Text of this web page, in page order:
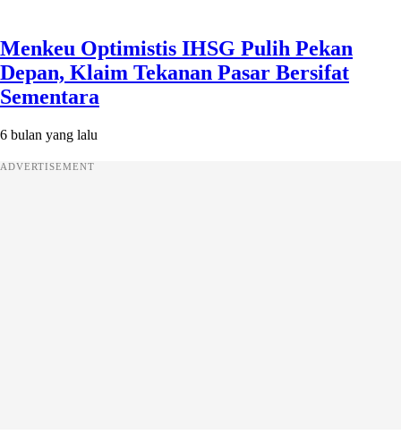
Menkeu Optimistis IHSG Pulih Pekan
Depan, Klaim Tekanan Pasar Bersifat
Sementara
6 bulan yang lalu
ADVERTISEMENT